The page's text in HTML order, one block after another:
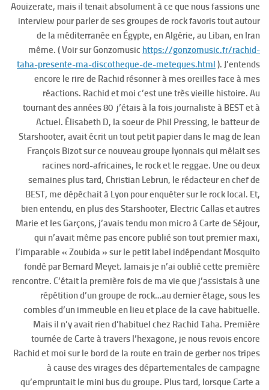
Aouizerate, mais il tenait absolument à ce que nous fassions une
interview pour parler de ses groupes de rock favoris tout autour
de la méditerranée en Égypte, en Algérie, au Liban, en Iran
même. ( Voir sur Gonzomusic https://gonzomusic.fr/rachid-
taha-presente-ma-discotheque-de-meteques.html ). J’entends
encore le rire de Rachid résonner à mes oreilles face à mes
réactions. Rachid et moi c’est une très vieille histoire. Au
tournant des années 80 j’étais à la fois journaliste à BEST et à
Actuel. Élisabeth D, la soeur de Phil Pressing, le batteur de
Starshooter, avait écrit un tout petit papier dans le mag de Jean
François Bizot sur ce nouveau groupe lyonnais qui mêlait ses
racines nord-africaines, le rock et le reggae. Une ou deux
semaines plus tard, Christian Lebrun, le rédacteur en chef de
BEST, me dépêchait à Lyon pour enquêter sur le rock local. Et,
bien entendu, en plus des Starshooter, Electric Callas et autres
Marie et les Garçons, j’avais tendu mon micro à Carte de Séjour,
qui n’avait même pas encore publié son tout premier maxi,
l’imparable « Zoubida » sur le petit label indépendant Mosquito
fondé par Bernard Meyet. Jamais je n’ai oublié cette première
rencontre. C’était la première fois de ma vie que j’assistais à une
répétition d’un groupe de rock…au dernier étage, sous les
combles d’un immeuble en lieu et place de la cave habituelle.
Mais il n’y avait rien d’habituel chez Rachid Taha. Première
tournée de Carte à travers l’hexagone, je nous revois encore
Rachid et moi sur le bord de la route en train de gerber nos tripes
à cause des virages des départementales de campagne
qu’empruntait le mini bus du groupe. Plus tard, lorsque Carte a